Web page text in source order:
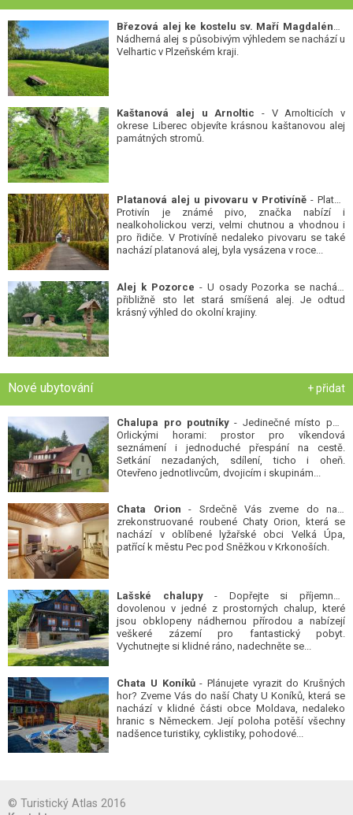
Nádherná alej s působivým výhledem se nachází u
Velhartic v Plzeňském kraji.
Kaštanová alej u Arnoltic - V Arnolticích v
okrese Liberec objevíte krásnou kaštanovou alej
památných stromů.
Platanová alej u pivovaru v Protivíně - Platan
Protivín je známé pivo, značka nabízí i
nealkoholickou verzi, velmi chutnou a vhodnou i
pro řidiče. V Protivíně nedaleko pivovaru se také
nachází platanová alej, byla vysázena v roce...
Alej k Pozorce - U osady Pozorka se nachází
přibližně sto let stará smíšená alej. Je odtud
krásný výhled do okolní krajiny.
Nové ubytování + přidat
Chalupa pro poutníky- Jedinečné místo pod
Orlickými horami: prostor pro víkendová
seznámení i jednoduché přespání na cestě.
Setkání nezadaných, sdílení, ticho i oheň.
Otevřeno jednotlivcům, dvojicím i skupinám...
Chata Orion - Srdečně Vás zveme do naší
zrekonstruované roubené Chaty Orion, která se
nachází v oblíbené lyžařské obci Velká Úpa,
patřící k městu Pec pod Sněžkou v Krkonoších.
Lašské chalupy- Dopřejte si příjemnou
dovolenou v jedné z prostorných chalup, které
jsou obklopeny nádhernou přírodou a nabízejí
veškeré zázemí pro fantastický pobyt.
Vychutnejte si klidné ráno, nadechněte se...
Chata U Koníků- Plánujete vyrazit do Krušných
hor? Zveme Vás do naší Chaty U Koníků, která se
nachází v klidné části obce Moldava, nedaleko
hranic s Německem. Její poloha potěší všechny
nadšence turistiky, cyklistiky, pohodové...
© Turistický Atlas 2016